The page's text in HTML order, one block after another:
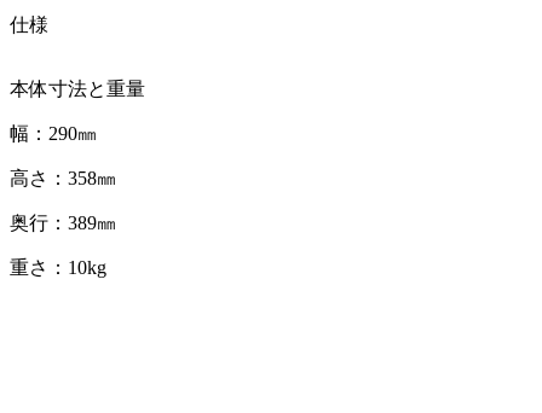
仕様
本体寸法と重量
幅：290㎜
高さ：358㎜
奥行：389㎜
重さ：10kg